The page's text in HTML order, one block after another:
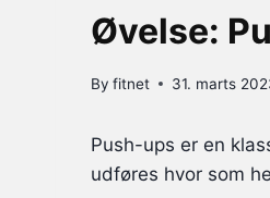
Øvelse:
By fitnet 31. marts
Push-ups er en
udføres hvor som